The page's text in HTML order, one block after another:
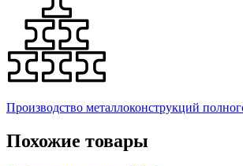
Производство металлоконструкций
Похожие товары